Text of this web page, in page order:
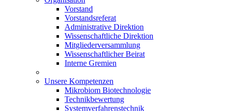
Vorstand
Vorstandsreferat
Administrative Direktion
Wissenschaftliche Direktion
Mitgliederversammlung
Wissenschaftlicher Beirat
Interne Gremien
Unsere Kompetenzen
Mikrobiom Biotechnologie
Technikbewertung
Systemverfahrenstechnik